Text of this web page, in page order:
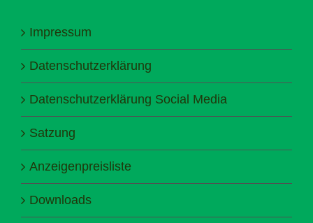
Impressum
Datenschutzerklärung
Datenschutzerklärung Social Media
Satzung
Anzeigenpreisliste
Downloads